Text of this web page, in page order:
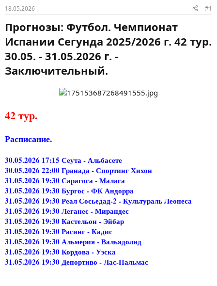
а
18.05.2026 #1
Прогнозы: Футбол. Чемпионат
Испании Сегунда 2025/2026 г. 42 тур.
30.05. - 31.05.2026 г. -
Заключительный.
42 тур.
Расписание.
30.05.2026 17:15 Сеута - Альбасете
30.05.2026 22:00 Гранада - Спортинг Хихон
31.05.2026 19:30 Сарагоса - Малага
31.05.2026 19:30Бургос - ФК Андорра
31.05.2026 19:30Реал Сосьедад-2 - Культураль Леонеса
31.05.2026 19:30Леганес - Мирандес
31.05.2026 19:30Кастельон - Эйбар
31.05.2026 19:30Расинг - Кадис
31.05.2026 19:30Альмерия - Вальядолид
31.05.2026 19:30Кордова - Уэска
31.05.2026 19:30Депортиво - Лас-Пальмас